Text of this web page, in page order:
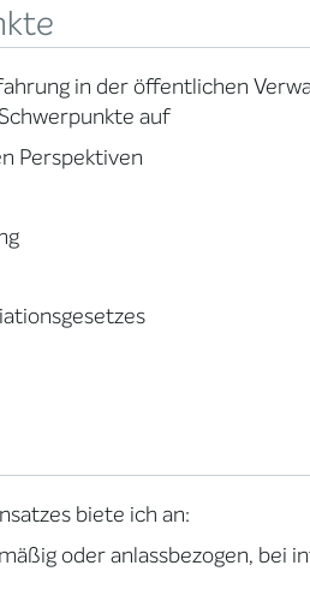
in der öffentlichen
auf
Perspektiven
biete ich an:
oder anlassbezogen, bei